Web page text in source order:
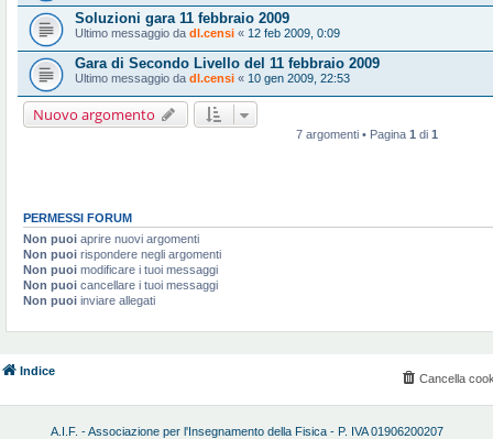
Soluzioni gara 11 febbraio 2009
Ultimo messaggio da dl.censi « 12 feb 2009, 0:09
Gara di Secondo Livello del 11 febbraio 2009
Ultimo messaggio da dl.censi « 10 gen 2009, 22:53
Nuovo argomento
7 argomenti • Pagina 1 di 1
PERMESSI FORUM
Non puoi aprire nuovi argomenti
Non puoi rispondere negli argomenti
Non puoi modificare i tuoi messaggi
Non puoi cancellare i tuoi messaggi
Non puoi inviare allegati
Indice
Cancella
A.I.F. - Associazione per l'Insegnamento della Fisica - P. IVA 01906200207